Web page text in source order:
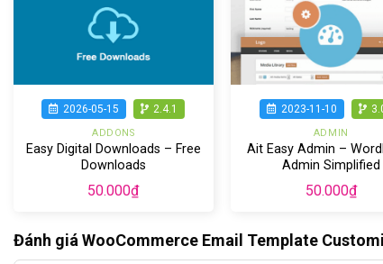
2026-05-15 2.4.1
ADDONS
Easy Digital Downloads – Free
Downloads
50.000₫
2023-11-10
ADMIN
Ait Easy Admin –
Admin Simplified
50.000₫
Đánh giá WooCommerce Email Template